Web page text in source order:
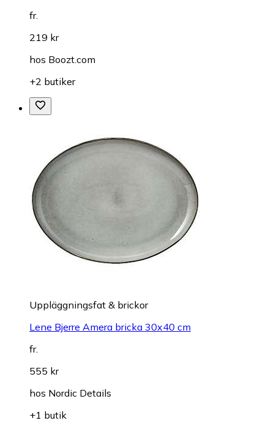
fr.
219 kr
hos Boozt.com
+2 butiker
Uppläggningsfat & brickor
Lene Bjerre Amera bricka 30x40 cm
fr.
555 kr
hos Nordic Details
+1 butik